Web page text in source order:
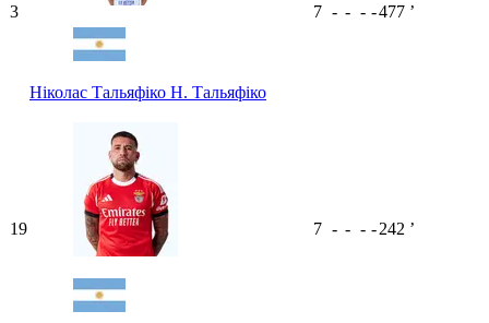
3
Ніколас Тальяфіко Н. Тальяфіко
7 - - - -477 ʼ
19 7 - - - -242 ʼ